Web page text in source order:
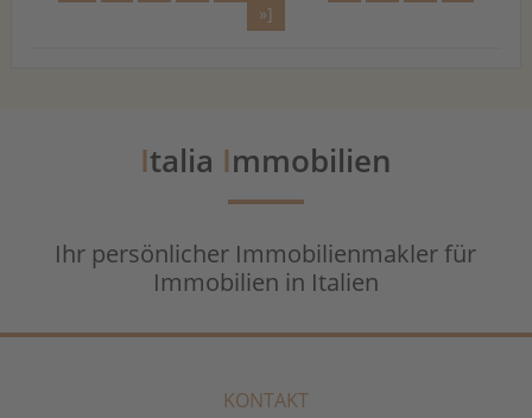
»]
Italia Immobilien
Ihr persönlicher Immobilienmakler für
Immobilien in Italien
KONTAKT